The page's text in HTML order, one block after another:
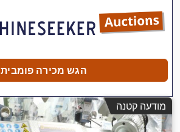
הגש מכירה פומבית
מודעה קטנה